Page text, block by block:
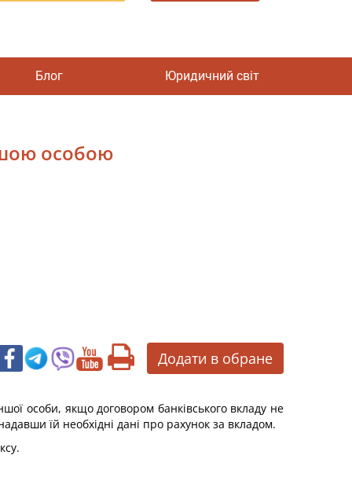
Блог Юридичний світ
особою
Додати в обране
особи, якщо договором банківського вкладу не
їй необхідні дані про рахунок за вкладом.